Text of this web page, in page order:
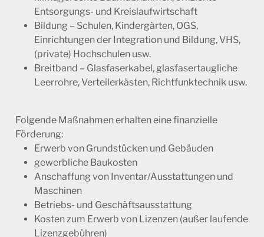
Entsorgungs- und Kreislaufwirtschaft
Bildung – Schulen, Kindergärten, OGS,
Einrichtungen der Integration und Bildung, VHS,
(private) Hochschulen usw.
Breitband – Glasfaserkabel, glasfasertaugliche
Leerrohre, Verteilerkästen, Richtfunktechnik usw.
Folgende Maßnahmen erhalten eine finanzielle
Förderung:
Erwerb von Grundstücken und Gebäuden
gewerbliche Baukosten
Anschaffung von Inventar/Ausstattungen und
Maschinen
Betriebs- und Geschäftsausstattung
Kosten zum Erwerb von Lizenzen (außer laufende
Lizenzgebühren)